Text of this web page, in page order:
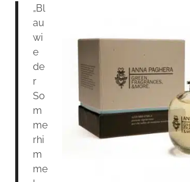
„Bl
au
wi
e
de
r
So
m
me
rhi
m
me